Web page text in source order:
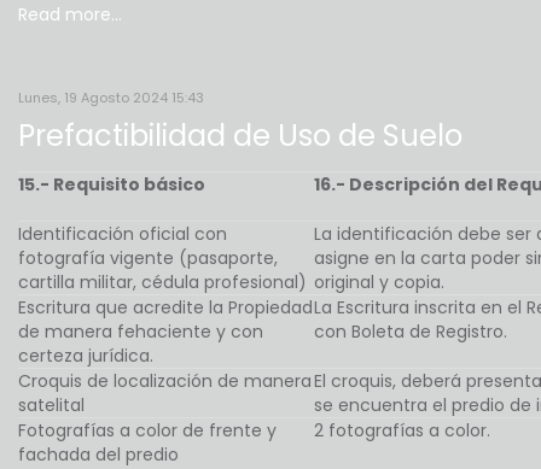
Read more...
Lunes, 19 Agosto 2024 15:43
Prefactibilidad de Uso de Suelo
15.- Requisito básico 16.- Descripción del
Identificación oficial con
fotografía vigente (pasaporte,
cartilla militar, cédula profesional)
La identificación debe ser
asigne en la carta poder
original y copia.
Escritura que acredite la Propiedad
de manera fehaciente y con
certeza jurídica.
La Escritura inscrita en el
con Boleta de Registro.
Croquis de localización de manera
satelital
El croquis, deberá
se encuentra el predio de
Fotografías a color de frente y
fachada del predio
2 fotografías a color.